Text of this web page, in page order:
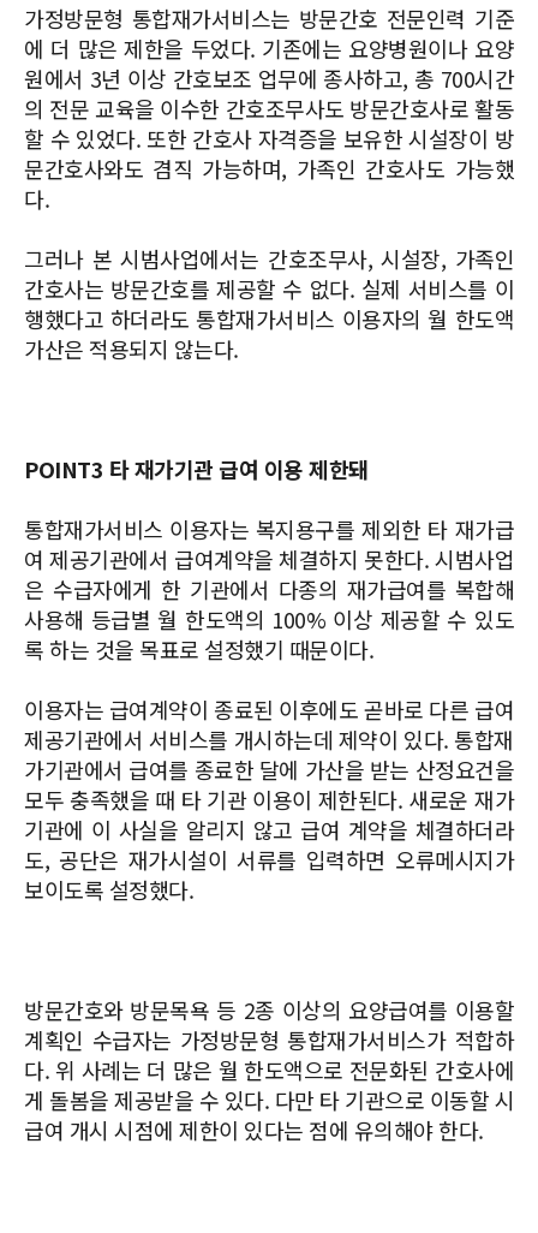
가정방문형 통합재가서비스는 방문간호 전문인력 기준
에 더 많은 제한을 두었다. 기존에는 요양병원이나 요양
원에서 3년 이상 간호보조 업무에 종사하고, 총 700시간
의 전문 교육을 이수한 간호조무사도 방문간호사로 활동
할 수 있었다. 또한 간호사 자격증을 보유한 시설장이 방
문간호사와도 겸직 가능하며, 가족인 간호사도 가능했
다.
그러나 본 시범사업에서는 간호조무사, 시설장, 가족인
간호사는 방문간호를 제공할 수 없다. 실제 서비스를 이
행했다고 하더라도 통합재가서비스 이용자의 월 한도액
가산은 적용되지 않는다.
POINT3 타 재가기관 급여 이용 제한돼
통합재가서비스 이용자는 복지용구를 제외한 타 재가급
여 제공기관에서 급여계약을 체결하지 못한다. 시범사업
은 수급자에게 한 기관에서 다종의 재가급여를 복합해
사용해 등급별 월 한도액의 100% 이상 제공할 수 있도
록 하는 것을 목표로 설정했기 때문이다.
이용자는 급여계약이 종료된 이후에도 곧바로 다른 급여
제공기관에서 서비스를 개시하는데 제약이 있다. 통합재
가기관에서 급여를 종료한 달에 가산을 받는 산정요건을
모두 충족했을 때 타 기관 이용이 제한된다. 새로운 재가
기관에 이 사실을 알리지 않고 급여 계약을 체결하더라
도, 공단은 재가시설이 서류를 입력하면 오류메시지가
보이도록 설정했다.
방문간호와 방문목욕 등 2종 이상의 요양급여를 이용할
계획인 수급자는 가정방문형 통합재가서비스가 적합하
다. 위 사례는 더 많은 월 한도액으로 전문화된 간호사에
게 돌봄을 제공받을 수 있다. 다만 타 기관으로 이동할 시
급여 개시 시점에 제한이 있다는 점에 유의해야 한다.